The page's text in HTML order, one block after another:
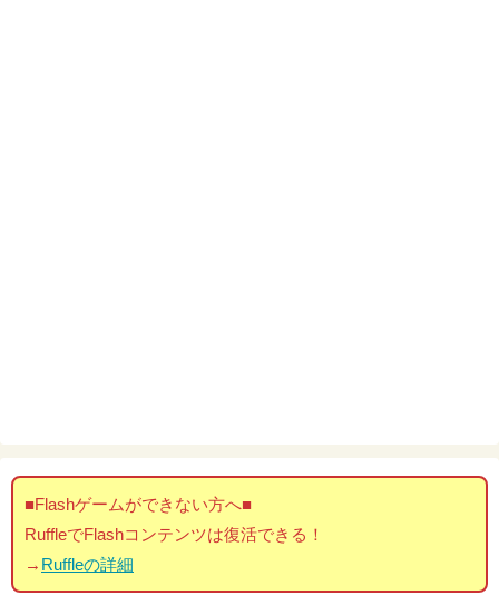
■Flashゲームができない方へ■
RuffleでFlashコンテンツは復活できる！
→ Ruffleの詳細